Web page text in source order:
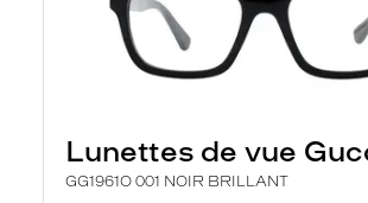
Lunettes de vue
GG1961O 001 NOIR BRILLANT